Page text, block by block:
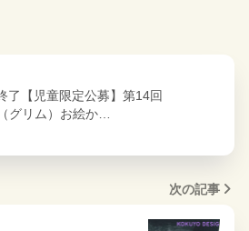
了【児童限定公募】第14回
グリム）お絵か…
次の記事